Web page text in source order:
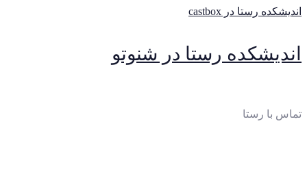
اندیشکده رستا در castbox
اندیشکده رستا در شنوتو
تماس با رستا